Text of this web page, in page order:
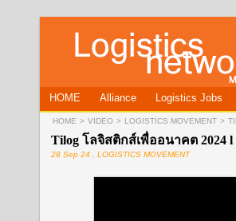
HOME Alliance Logistics Jobs
HOME > VIDEO > LOGISTICS MOVEMENT >
Tilog โลจิสติกส์เพื่ออนาคต 2024 l
28 Sep 24 , LOGISTICS MOVEMENT